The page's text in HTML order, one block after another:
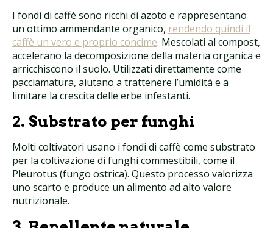
I fondi di caffè sono ricchi di azoto e rappresentano
un ottimo ammendante organico, rendendo quindi il
caffè un vero e proprio concime. Mescolati al compost,
accelerano la decomposizione della materia organica e
arricchiscono il suolo. Utilizzati direttamente come
pacciamatura, aiutano a trattenere l’umidità e a
limitare la crescita delle erbe infestanti.
2. Substrato per funghi
Molti coltivatori usano i fondi di caffè come substrato
per la coltivazione di funghi commestibili, come il
Pleurotus (fungo ostrica). Questo processo valorizza
uno scarto e produce un alimento ad alto valore
nutrizionale.